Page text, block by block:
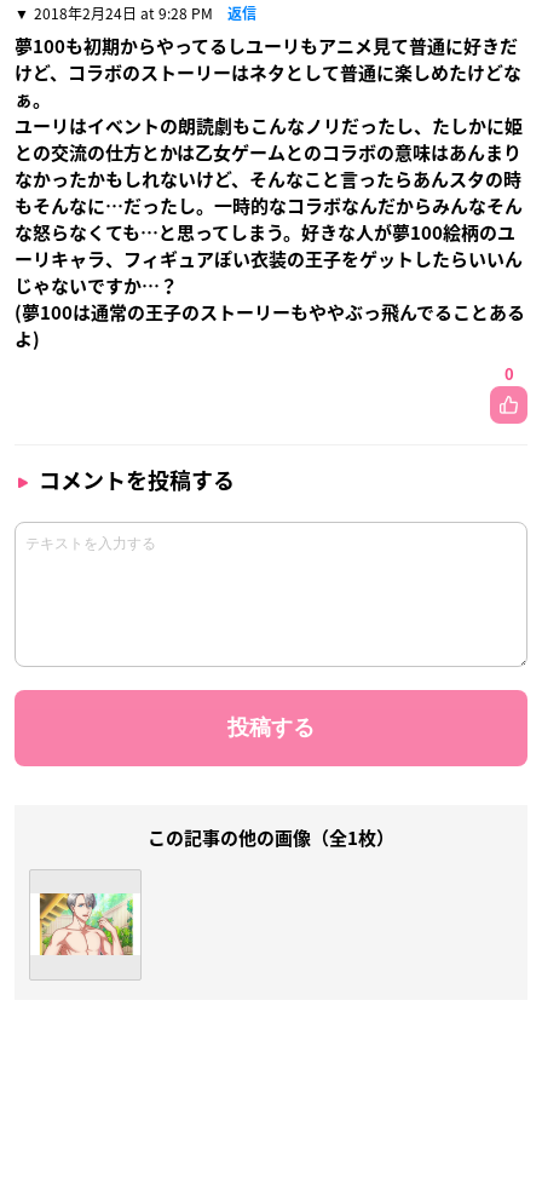
2018年2月24日 at 9:28 PM 返信
夢100も初期からやってるしユーリもアニメ見て普通に好きだ
けど、コラボのストーリーはネタとして普通に楽しめたけどな
ぁ。
ユーリはイベントの朗読劇もこんなノリだったし、たしかに姫
との交流の仕方とかは乙女ゲームとのコラボの意味はあんまり
なかったかもしれないけど、そんなこと言ったらあんスタの時
もそんなに…だったし。一時的なコラボなんだからみんなそん
な怒らなくても…と思ってしまう。好きな人が夢100絵柄のユ
ーリキャラ、フィギュアぽい衣装の王子をゲットしたらいいん
じゃないですか…？
(夢100は通常の王子のストーリーもややぶっ飛んでることある
よ)
0
コメントを投稿する
この記事の他の画像（全1枚）